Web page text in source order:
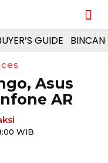
GUIDE
Asus
AR
WIB